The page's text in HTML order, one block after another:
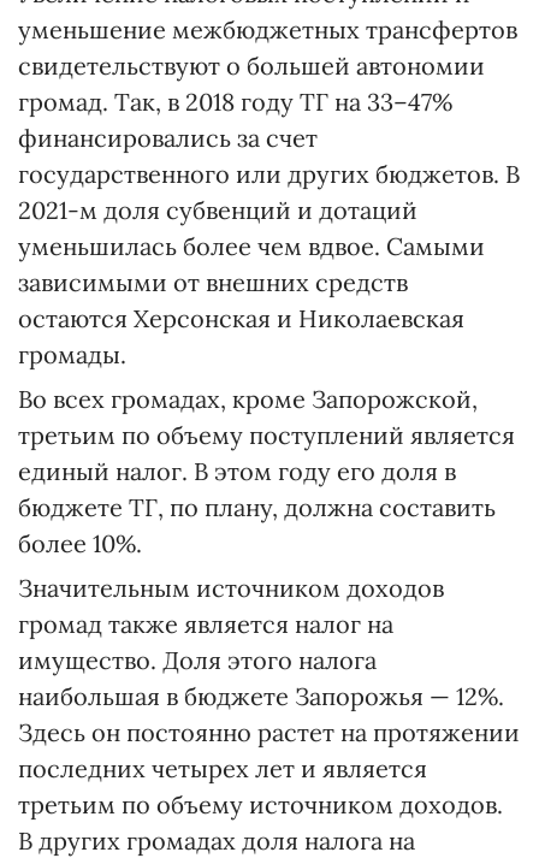
уменьшение межбюджетных трансфертов
свидетельствуют о большей автономии
громад. Так, в 2018 году ТГ на 33–47%
финансировались за счет
государственного или других бюджетов. В
2021-м доля субвенций и дотаций
уменьшилась более чем вдвое. Самыми
зависимыми от внешних средств
остаются Херсонская и Николаевская
громады.
Во всех громадах, кроме Запорожской,
третьим по объему поступлений является
единый налог. В этом году его доля в
бюджете ТГ, по плану, должна составить
более 10%.
Значительным источником доходов
громад также является налог на
имущество. Доля этого налога
наибольшая в бюджете Запорожья — 12%.
Здесь он постоянно растет на протяжении
последних четырех лет и является
третьим по объему источником доходов.
В других громадах доля налога на